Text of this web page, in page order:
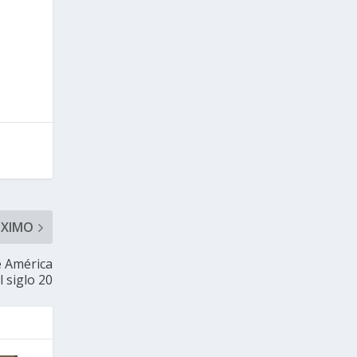
siglo 20